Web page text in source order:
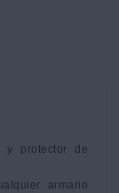
y protector de
armario